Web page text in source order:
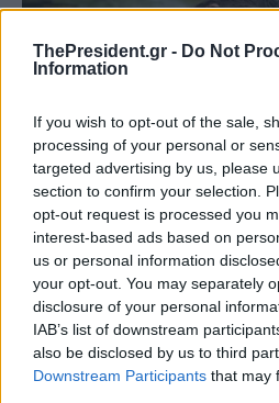
ThePresident.gr - Do Not
Information
If you wish to opt-out of the sale,
processing of your personal or
targeted advertising by us, please
section to confirm your selection.
opt-out request is processed you
interest-based ads based on
us or personal information
your opt-out. You may separately
disclosure of your personal
IAB’s list of downstream
also be disclosed by us to third
Downstream Participants that may